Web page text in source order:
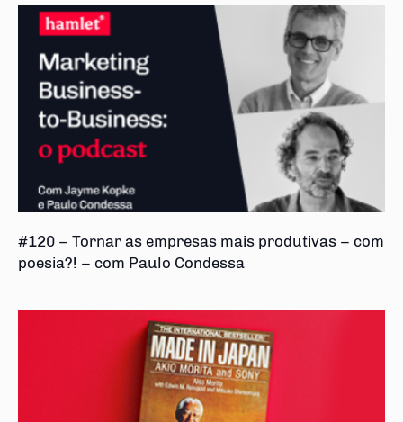
#120 – Tornar as empresas mais produtivas – com
poesia?! – com Paulo Condessa